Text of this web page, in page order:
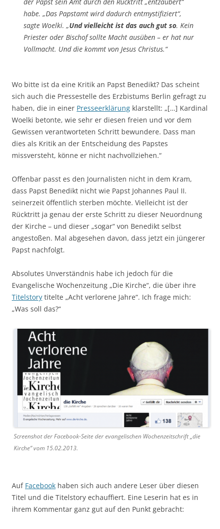
habe. „Das Papstamt wird dadurch entmystifiziert“,
sagte Woelki. „Und vielleicht ist das auch gut so. Kein
Priester oder Bischof sollte Macht ausüben – er hat nur
Vollmacht. Und die kommt von Jesus Christus.“
Wo bitte ist da eine Kritik an Papst Benedikt? Das scheint
sich auch die Pressestelle des Erzbistums Berlin gefragt zu
haben, die in einer Presseerklärung klarstellt: „[…] Kardinal
Woelki betonte, wie sehr er diesen freien und vor dem
Gewissen verantworteten Schritt bewundere. Dass man
dies als Kritik an der Entscheidung des Papstes
missversteht, könne er nicht nachvollziehen.“
Offenbar passt es den Journalisten nicht in dem Kram,
dass Papst Benedikt nicht wie Papst Johannes Paul II.
seinerzeit öffentlich sterben möchte. Vielleicht ist der
Rücktritt ja genau der erste Schritt zu dieser Neuordnung
der Kirche – und dieser „sogar“ von Benedikt selbst
angestoßen. Mal abgesehen davon, dass jetzt ein jüngerer
Papst nachfolgt.
Absolutes Unverständnis habe ich jedoch für die
Evangelische Wochenzeitung „Die Kirche“, die über ihre
Titelstory titelte „Acht verlorene Jahre“. Ich frage mich:
„Was soll das?“
Screenshot der Facebook-Seite der evangelischen Wochenzeitschrift „die
Kirche“ vom 15.02.2013.
Auf Facebook haben sich auch andere Leser über diesen
Titel und die Titelstory echauffiert. Eine Leserin hat es in
ihrem Kommentar ganz gut auf den Punkt gebracht: